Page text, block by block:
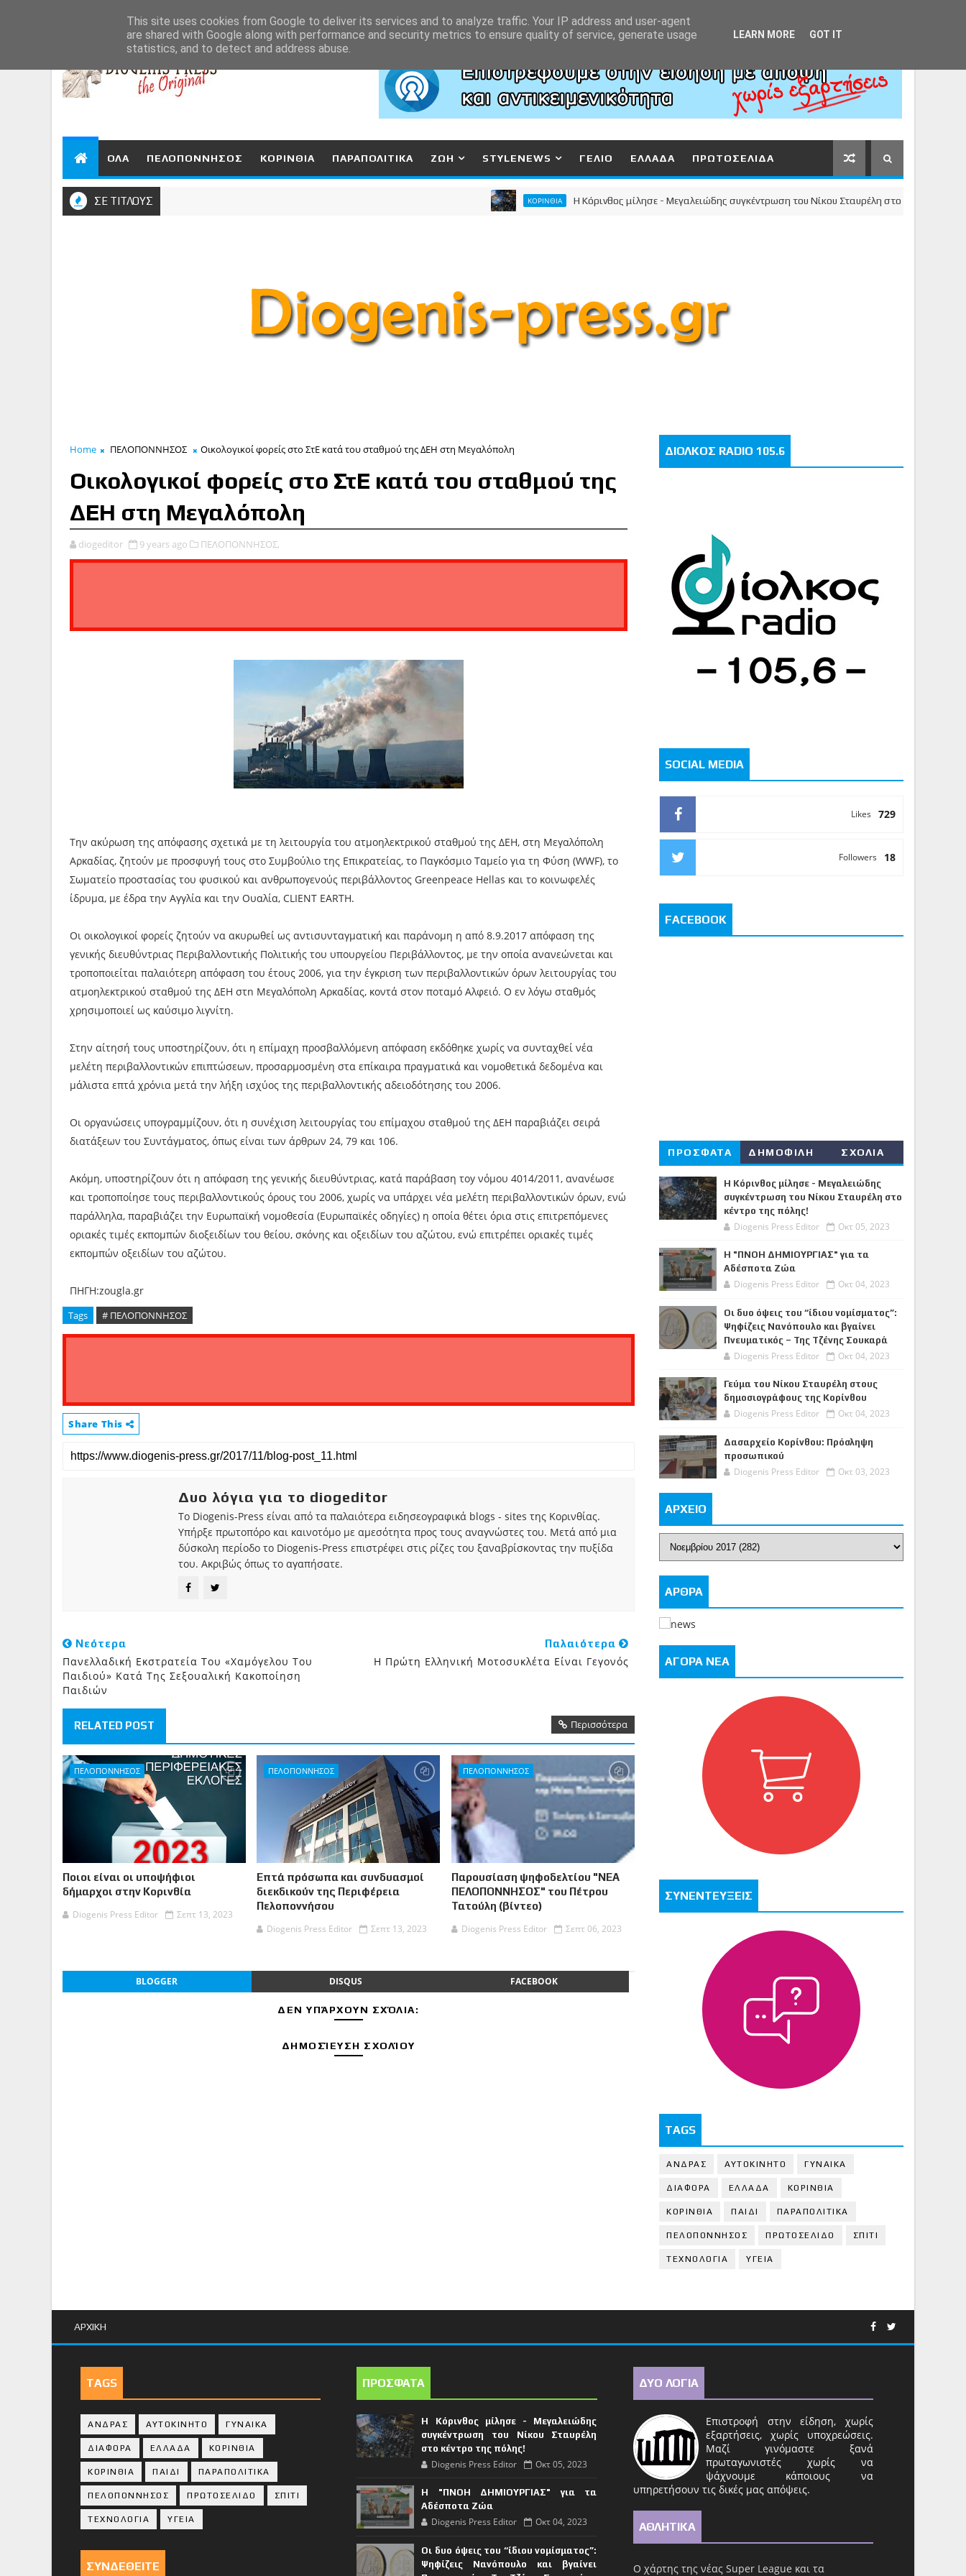
ΟΛΑ ΠΕΛΟΠΟΝΝΗΣΟΣ ΚΟΡΙΝΘΙΑ ΠΑΡΑΠΟΛΙΤΙΚΑ ΖΩΗ STYLENEWS ΓΕΛΙΟ ΕΛΛΑΔΑ ΠΡΩΤΟΣΕΛΙΔΑ
ΣΕ ΤΙΤΛΟΥΣ ΚΟΡΙΝΘΙΑ Η Κόρινθος μίλησε - Μεγαλειώδης συγκέντρωση του Νίκου Σταυρέλη στο κέντρο της πόλης!
Home ΠΕΛΟΠΟΝΝΗΣΟΣ Οικολογικοί φορείς στο ΣτΕ κατά του σταθμού της ΔΕΗ στη Μεγαλόπολη
Οικολογικοί φορείς στο ΣτΕ κατά του σταθμού της
ΔΕΗ στη Μεγαλόπολη
diogeditor 9 years ago ΠΕΛΟΠΟΝΝΗΣΟΣ,
Την ακύρωση της απόφασης σχετικά με τη λειτουργία του ατμοηλεκτρικού σταθμού της ΔΕΗ, στη Μεγαλόπολη
Αρκαδίας, ζητούν με προσφυγή τους στο Συμβούλιο της Επικρατείας, το Παγκόσμιο Ταμείο για τη Φύση (WWF), το
Σωματείο προστασίας του φυσικού και ανθρωπογενούς περιβάλλοντος Greenpeace Hellas και το κοινωφελές
ίδρυμα, με έδρα την Αγγλία και την Ουαλία, CLIENT EARTH.
Οι οικολογικοί φορείς ζητούν να ακυρωθεί ως αντισυνταγματική και παράνομη η από 8.9.2017 απόφαση της
γενικής διευθύντριας Περιβαλλοντικής Πολιτικής του υπουργείου Περιβάλλοντος, με την οποία ανανεώνεται και
τροποποιείται παλαιότερη απόφαση του έτους 2006, για την έγκριση των περιβαλλοντικών όρων λειτουργίας του
ατμοηλεκτρικού σταθμού της ΔΕΗ στn Μεγαλόπολη Αρκαδίας, κοντά στον ποταμό Αλφειό. Ο εν λόγω σταθμός
χρησιμοποιεί ως καύσιμο λιγνίτη.
Στην αίτησή τους υποστηρίζουν, ότι η επίμαχη προσβαλλόμενη απόφαση εκδόθηκε χωρίς να συνταχθεί νέα
μελέτη περιβαλλοντικών επιπτώσεων, προσαρμοσμένη στα επίκαιρα πραγματικά και νομοθετικά δεδομένα και
μάλιστα επτά χρόνια μετά την λήξη ισχύος της περιβαλλοντικής αδειοδότησης του 2006.
Οι οργανώσεις υπογραμμίζουν, ότι η συνέχιση λειτουργίας του επίμαχου σταθμού της ΔΕΗ παραβιάζει σειρά
διατάξεων του Συντάγματος, όπως είναι των άρθρων 24, 79 και 106.
Ακόμη, υποστηρίζουν ότι η απόφαση της γενικής διευθύντριας, κατά παράβαση τοy νόμου 4014/2011, ανανέωσε
και τροποποίησε τους περιβαλλοντικούς όρους του 2006, χωρίς να υπάρχει νέα μελέτη περιβαλλοντικών όρων, ενώ
παράλληλα, παραβιάζει την Ευρωπαϊκή νομοθεσία (Ευρωπαϊκές οδηγίες) η οποία θέτει όρια στις επιτρεπόμενες
οριακές τιμές εκπομπών διοξειδίων του θείου, σκόνης και οξειδίων του αζώτου, ενώ επιτρέπει οριακές τιμές
εκπομπών οξειδίων του αζώτου.
ΠΗΓΗ:zougla.gr
Tags # ΠΕΛΟΠΟΝΝΗΣΟΣ
Share This
Δυο λόγια για το diogeditor
Το Diogenis-Press είναι από τα παλαιότερα ειδησεογραφικά blogs - sites της Κορινθίας.
Υπήρξε πρωτοπόρο και καινοτόμο με αμεσότητα προς τους αναγνώστες του. Μετά από μια
δύσκολη περίοδο το Diogenis-Press επιστρέφει στις ρίζες του ξαναβρίσκοντας την πυξίδα
του. Ακριβώς όπως το αγαπήσατε.
Νεότερα
Πανελλαδική Εκστρατεία Του «Χαμόγελου Του
Παιδιού» Κατά Της Σεξουαλική Κακοποίηση
Παιδιών
Παλαιότερα
Η Πρώτη Ελληνική Μοτοσυκλέτα Είναι Γεγονός
RELATED POST Περισσότερα
ΠΕΛΟΠΟΝΝΗΣΟΣ
Ποιοι είναι οι υποψήφιοι
δήμαρχοι στην Κορινθία
Diogenis Press Editor
Σεπτ 13, 2023
ΠΕΛΟΠΟΝΝΗΣΟΣ
Επτά πρόσωπα και συνδυασμοί
διεκδικούν της Περιφέρεια
Πελοποννήσου
Diogenis Press Editor
Σεπτ 13, 2023
ΠΕΛΟΠΟΝΝΗΣΟΣ
Παρουσίαση ψηφοδελτίου "ΝΕΑ
ΠΕΛΟΠΟΝΝΗΣΟΣ" του Πέτρου
Τατούλη (βίντεο)
Diogenis Press Editor
Σεπτ 06, 2023
BLOGGER DISQUS FACEBOOK
ΔΕΝ ΥΠΆΡΧΟΥΝ ΣΧΌΛΙΑ:
ΔΗΜΟΣΊΕΥΣΗ ΣΧΟΛΊΟΥ
ΔΙΟΛΚΟΣ RADIO 105.6
SOCIAL MEDIA
729
Likes
18
Followers
FACEBOOK
ΠΡΟΣΦΑΤΑ ΔΗΜΟΦΙΛΗ ΣΧΟΛΙΑ
Η Κόρινθος μίλησε - Μεγαλειώδης
συγκέντρωση του Νίκου Σταυρέλη στο
κέντρο της πόλης!
Diogenis Press Editor Οκτ 05, 2023
Η "ΠΝΟΗ ΔΗΜΙΟΥΡΓΙΑΣ" για τα
Αδέσποτα Ζώα
Diogenis Press Editor Οκτ 04, 2023
Οι δυο όψεις του “ίδιου νομίσματος”:
Ψηφίζεις Νανόπουλο και βγαίνει
Πνευματικός – Της Τζένης Σουκαρά
Diogenis Press Editor Οκτ 04, 2023
Γεύμα του Νίκου Σταυρέλη στους
δημοσιογράφους της Κορίνθου
Diogenis Press Editor Οκτ 04, 2023
Δασαρχείο Κορίνθου: Πρόσληψη
προσωπικού
Diogenis Press Editor Οκτ 03, 2023
ΑΡΧΕΙΟ
ΑΡΘΡΑ
ΑΓΟΡΑ ΝΕΑ
ΣΥΝΕΝΤΕΥΞΕΙΣ
TAGS
ΑΝΔΡΑΣ ΑΥΤΟΚΙΝΗΤΟ ΓΥΝΑΙΚΑ
ΔΙΑΦΟΡΑ ΕΛΛΑΔΑ ΚΟΡΙΝΘΙΑ
ΚΟΡΙΝΘΙA ΠΑΙΔΙ ΠΑΡΑΠΟΛΙΤΙΚΑ
ΠΕΛΟΠΟΝΝΗΣΟΣ ΠΡΩΤΟΣΕΛΙΔΟ ΣΠΙΤΙ
ΤΕΧΝΟΛΟΓΙΑ ΥΓΕΙΑ
ΑΡΧΙΚΗ
TAGS
ΑΝΔΡΑΣ ΑΥΤΟΚΙΝΗΤΟ ΓΥΝΑΙΚΑ
ΔΙΑΦΟΡΑ ΕΛΛΑΔΑ ΚΟΡΙΝΘΙΑ
ΚΟΡΙΝΘΙA ΠΑΙΔΙ ΠΑΡΑΠΟΛΙΤΙΚΑ
ΠΕΛΟΠΟΝΝΗΣΟΣ ΠΡΩΤΟΣΕΛΙΔΟ ΣΠΙΤΙ
ΤΕΧΝΟΛΟΓΙΑ ΥΓΕΙΑ
ΣΥΝΔΕΘΕΙΤΕ
ΠΡΟΣΦΑΤΑ
Η Κόρινθος μίλησε - Μεγαλειώδης
συγκέντρωση του Νίκου Σταυρέλη
στο κέντρο της πόλης!
Diogenis Press Editor Οκτ 05, 2023
Η "ΠΝΟΗ ΔΗΜΙΟΥΡΓΙΑΣ" για τα
Αδέσποτα Ζώα
Diogenis Press Editor Οκτ 04, 2023
Οι δυο όψεις του “ίδιου νομίσματος”:
Ψηφίζεις Νανόπουλο και βγαίνει
ΔΥΟ ΛΟΓΙΑ
Επιστροφή στην είδηση, χωρίς
εξαρτήσεις, χωρίς υποχρεώσεις.
Μαζί γινόμαστε ξανά
πρωταγωνιστές χωρίς να
ψάχνουμε κάποιους να
υπηρετήσουν τις δικές μας απόψεις.
ΑΘΛΗΤΙΚΑ
Ο χάρτης της νέας Super League και τα
This site uses cookies from Google to deliver its services and to analyze traffic. Your IP address and user-agent
are shared with Google along with performance and security metrics to ensure quality of service, generate usage
statistics, and to detect and address abuse.
LEARN MORE GOT IT